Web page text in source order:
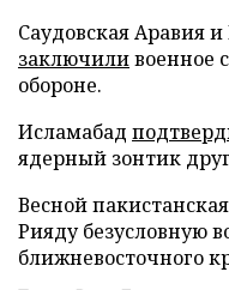
Саудовская Аравия
заключиливоенное
обороне.
Исламабад
ядерный зонтик
Весной
Рияду безусловную
ближневосточного